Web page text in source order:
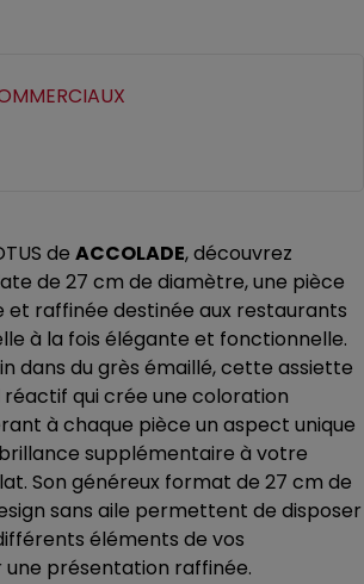
de ACCOLADE, découvrez
de 27 cm de diamètre, une pièce
et raffinée destinée aux restaurants
à la fois élégante et fonctionnelle.
dans du grès émaillé, cette assiette
qui crée une coloration
à chaque pièce un aspect unique
supplémentaire à votre
Son généreux format de 27 cm de
sans aile permettent de disposer
éléments de vos
présentation raffinée.